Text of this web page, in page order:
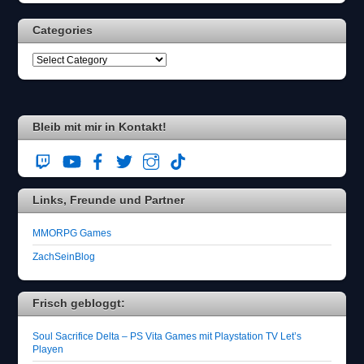
l
n
S
i
i
t
d
a
s
e
z
.
Categories
Bleib mit mir in Kontakt!
Links, Freunde und Partner
MMORPG Games
ZachSeinBlog
Frisch gebloggt:
Soul Sacrifice Delta – PS Vita Games mit Playstation TV Let’s
Playen